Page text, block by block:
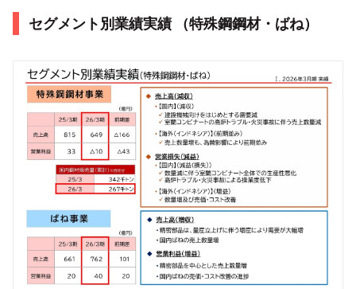
セグメント別業績実績 （特殊鋼鋼材・ばね）